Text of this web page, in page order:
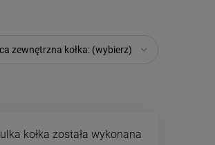
zewnętrzna kołka: (wybierz)
kołka została wykonana